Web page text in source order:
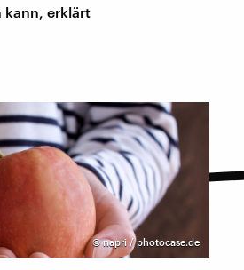
kann, erklärt
©napri / photocase.de